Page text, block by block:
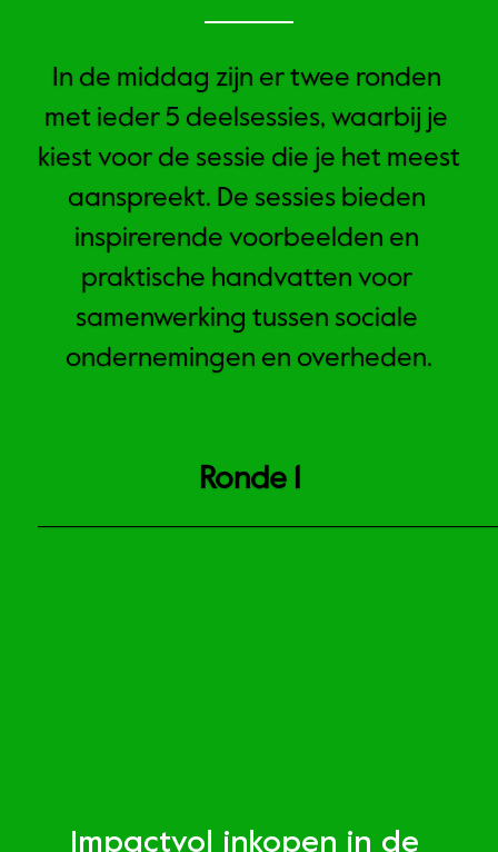
In de middag zijn er twee ronden
met ieder 5 deelsessies, waarbij je
kiest voor de sessie die je het meest
aanspreekt. De sessies bieden
inspirerende voorbeelden en
praktische handvatten voor
samenwerking tussen sociale
ondernemingen en overheden.
Ronde 1
Impactvol inkopen in de